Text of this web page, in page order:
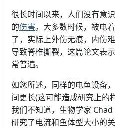
很长时间以来，人们没有意
的伤害。大多数时候，被电
了，实际上外伤无痕，内伤
导致脊椎撕裂，这篇论文表
常普遍。
如您所述，同样的电鱼设备
间更长(这可能造成研究上的
我们不知道，生物学家
研究了电流和鱼体型大小的